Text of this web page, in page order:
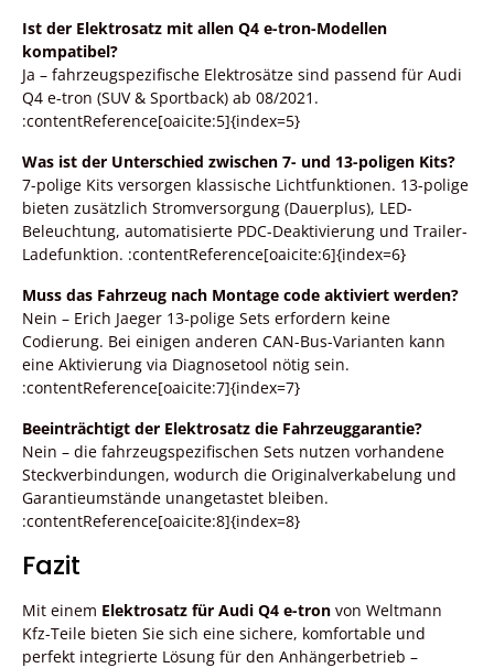
Ist der Elektrosatz mit allen Q4 e-tron-Modellen
kompatibel?
Ja – fahrzeugspezifische Elektrosätze sind passend für Audi
Q4 e-tron (SUV & Sportback) ab 08/2021.
:contentReference[oaicite:5]{index=5}
Was ist der Unterschied zwischen 7- und 13-poligen Kits?
7-polige Kits versorgen klassische Lichtfunktionen. 13-polige
bieten zusätzlich Stromversorgung (Dauerplus), LED-
Beleuchtung, automatisierte PDC-Deaktivierung und Trailer-
Ladefunktion. :contentReference[oaicite:6]{index=6}
Muss das Fahrzeug nach Montage code aktiviert werden?
Nein – Erich Jaeger 13-polige Sets erfordern keine
Codierung. Bei einigen anderen CAN-Bus-Varianten kann
eine Aktivierung via Diagnosetool nötig sein.
:contentReference[oaicite:7]{index=7}
Beeinträchtigt der Elektrosatz die Fahrzeuggarantie?
Nein – die fahrzeugspezifischen Sets nutzen vorhandene
Steckverbindungen, wodurch die Originalverkabelung und
Garantieumstände unangetastet bleiben.
:contentReference[oaicite:8]{index=8}
Fazit
Mit einem Elektrosatz für Audi Q4 e-tron von Weltmann
Kfz-Teile bieten Sie sich eine sichere, komfortable und
perfekt integrierte Lösung für den Anhängerbetrieb –